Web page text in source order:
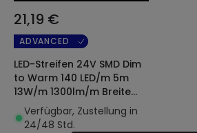
21,19 €
ADVANCED
LED-Streifen 24V SMD Dim
to Warm 140 LED/m 5m
13W/m 1300lm/m Breite
10mm Schnitt 10cm IP20
Verfügbar, Zustellung in
24/48 Std.